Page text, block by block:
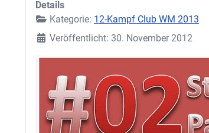
Details
Kategorie: 12-Kampf Club WM 2013
Veröffentlicht: 30. November 2012